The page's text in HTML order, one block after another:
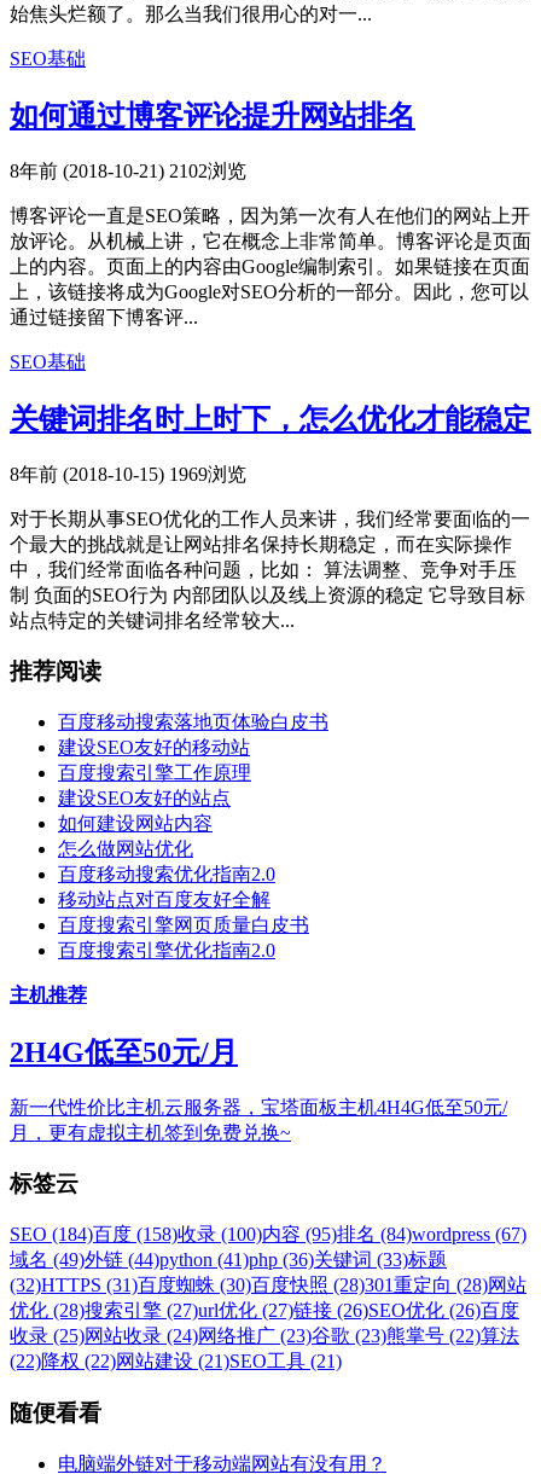
始焦头烂额了。那么当我们很用心的对一...
SEO基础
如何通过博客评论提升网站排名
8年前 (2018-10-21) 2102浏览
博客评论一直是SEO策略，因为第一次有人在他们的网站上开
放评论。从机械上讲，它在概念上非常简单。博客评论是页面
上的内容。页面上的内容由Google编制索引。如果链接在页面
上，该链接将成为Google对SEO分析的一部分。因此，您可以
通过链接留下博客评...
SEO基础
关键词排名时上时下，怎么优化才能稳定
8年前 (2018-10-15) 1969浏览
对于长期从事SEO优化的工作人员来讲，我们经常要面临的一
个最大的挑战就是让网站排名保持长期稳定，而在实际操作
中，我们经常面临各种问题，比如： 算法调整、竞争对手压
制 负面的SEO行为 内部团队以及线上资源的稳定 它导致目标
站点特定的关键词排名经常较大...
推荐阅读
百度移动搜索落地页体验白皮书
建设SEO友好的移动站
百度搜索引擎工作原理
建设SEO友好的站点
如何建设网站内容
怎么做网站优化
百度移动搜索优化指南2.0
移动站点对百度友好全解
百度搜索引擎网页质量白皮书
百度搜索引擎优化指南2.0
主机推荐
2H4G低至50元/月
新一代性价比主机云服务器，宝塔面板主机4H4G低至50元/
月，更有虚拟主机签到免费兑换~
标签云
SEO (184)百度 (158)收录 (100)内容 (95)排名 (84)wordpress (67)
域名 (49)外链 (44)python (41)php (36)关键词 (33)标题
(32)HTTPS (31)百度蜘蛛 (30)百度快照 (28)301重定向 (28)网站
优化 (28)搜索引擎 (27)url优化 (27)链接 (26)SEO优化 (26)百度
收录 (25)网站收录 (24)网络推广 (23)谷歌 (23)熊掌号 (22)算法
(22)降权 (22)网站建设 (21)SEO工具 (21)
随便看看
电脑端外链对于移动端网站有没有用？